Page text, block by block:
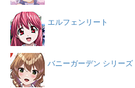
エルフェンリート
バニーガーデン シリーズ